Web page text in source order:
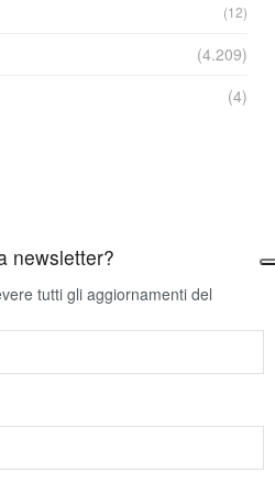
(12)
(4.209)
(4)
newsletter?
tutti gli aggiornamenti del